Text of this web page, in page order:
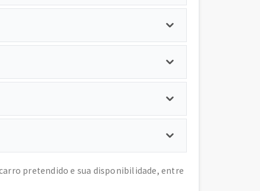
pretendido e sua disponibilidade, entre